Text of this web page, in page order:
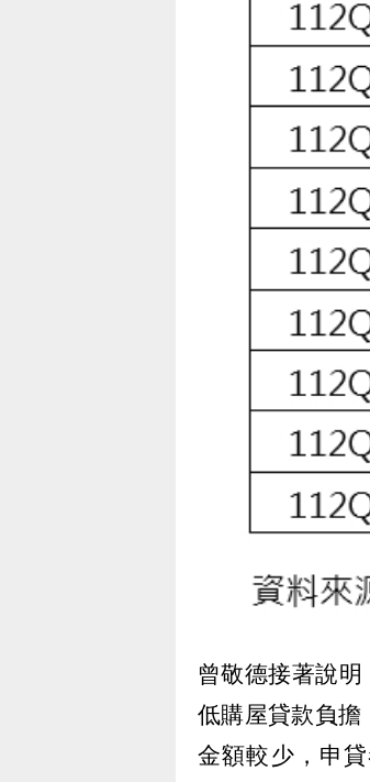
曾敬德接著說
低購屋貸款負擔
金額較少，申